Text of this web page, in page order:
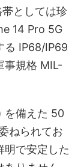
としては珍
14 Pro 5G
る IP68/IP69
事規格 MIL-
を備えた 50
ねられてお
明で安定した